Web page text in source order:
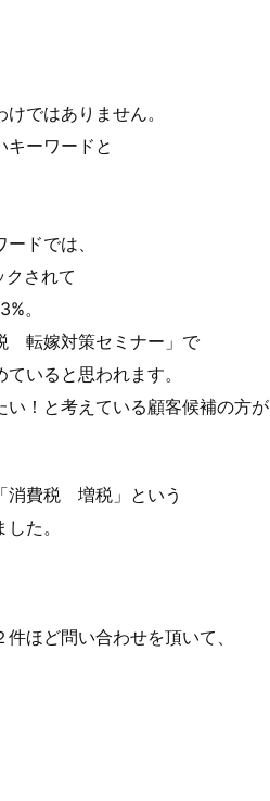
ではありません。
キーワードと
ドでは、
されて
。
転嫁対策セミナー」で
いると思われます。
！と考えている顧客候補の方が
消費税 増税」という
た。
ほど問い合わせを頂いて、